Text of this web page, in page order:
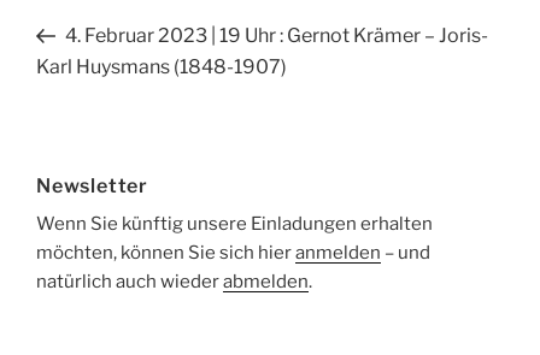
Beitragsnavigation
Vorheriger
Beitrag
4. Februar 2023 | 19 Uhr : Gernot Krämer – Joris-
Karl Huysmans (1848-1907)
Newsletter
Wenn Sie künftig unsere Einladungen erhalten
möchten, können Sie sich hieranmelden – und
natürlich auch wiederabmelden.